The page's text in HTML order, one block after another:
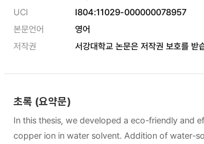
UCI
I804:11029-000000078957
본문언어
영어
저작권
서강대학교 논문은 저작권 보호를 받
초록 (요약문)
In this thesis, we developed a eco-friendly and
copper ion in water solvent. Addition of water-